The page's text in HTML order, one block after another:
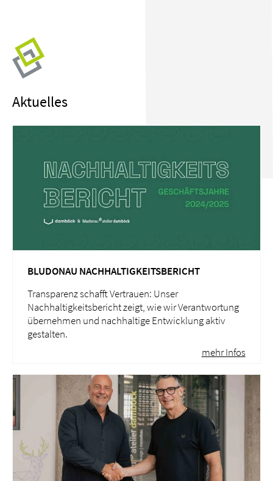
Aktuelles
BLUDONAU NACHHALTIGKEITSBERICHT
Transparenz schafft Vertrauen: Unser
Nachhaltigkeitsbericht zeigt, wie wir Verantwortung
übernehmen und nachhaltige Entwicklung aktiv
gestalten.
mehr Infos